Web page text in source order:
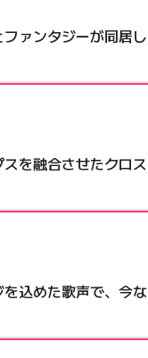
ァンタジーが同居し
を融合させたクロス
込めた歌声で、今な